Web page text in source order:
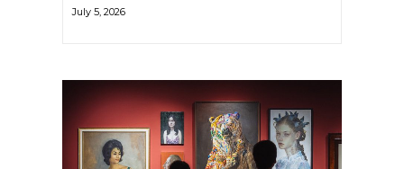
แวดล้อม ผ่านแอปพลิเคชัน MuvMi (มูฟมี)
July 5, 2026